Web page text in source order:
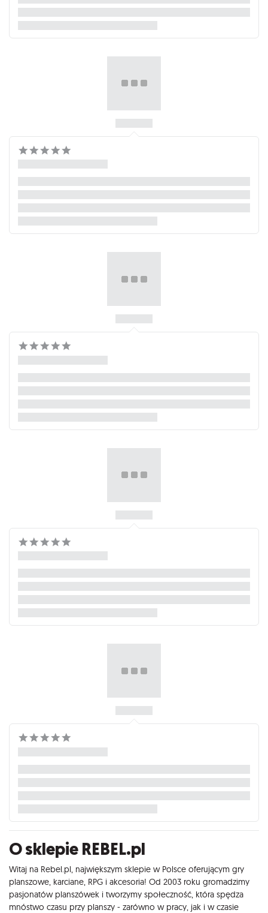
O sklepie REBEL.pl
Witaj na Rebel.pl, największym sklepie w Polsce oferującym gry
planszowe, karciane, RPG i akcesoria! Od 2003 roku gromadzimy
pasjonatów planszówek i tworzymy społeczność, która spędza
mnóstwo czasu przy planszy - zarówno w pracy, jak i w czasie